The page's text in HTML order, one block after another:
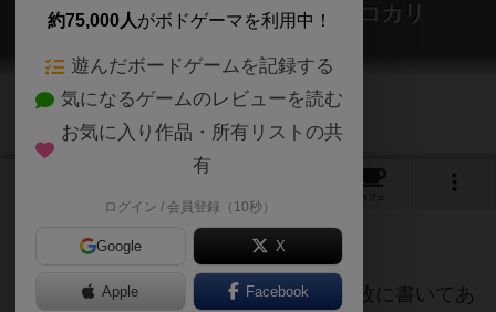
アベナナジュウナナサイカッコカリ
Abe717sai(kari)
カフェ
手札の４枚から１枚を捨て、残った３枚に書いてあ
約75,000人がボドゲーマを利用中！
遊んだボードゲームを記録する
気になるゲームのレビューを読む
お気に入り作品・所有リストの共
有
ログイン / 会員登録（10秒）
Google X
Apple Facebook